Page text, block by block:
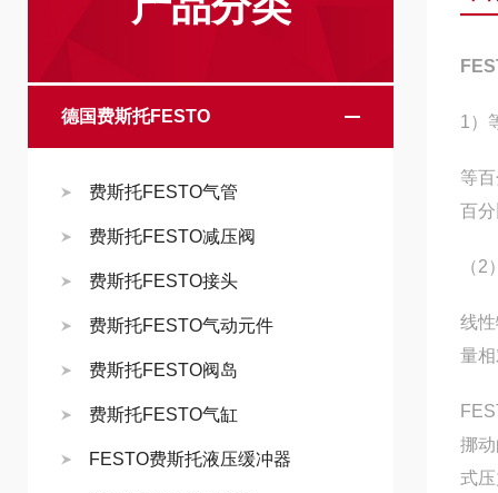
德国费斯托FESTO
费斯托FESTO气管
费斯托FESTO减压阀
费斯托FESTO接头
费斯托FESTO气动元件
费斯托FESTO阀岛
费斯托FESTO气缸
FESTO费斯托液压缓冲器
1）
等
百
（
线
量
挪
式